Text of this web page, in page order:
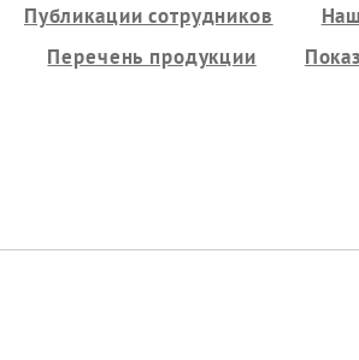
Публикации сотрудников
Перечень продукции